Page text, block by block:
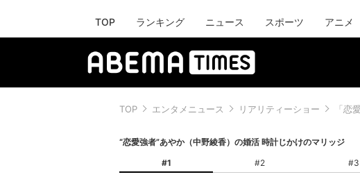
TOP ランキング ニュース スポーツ アニメ
TOP エンタメニュース リアリティーショー 「恋
“恋愛強者”あやか（中野綾香）の婚活 時計じかけのマリッジ
#1
#2 #3